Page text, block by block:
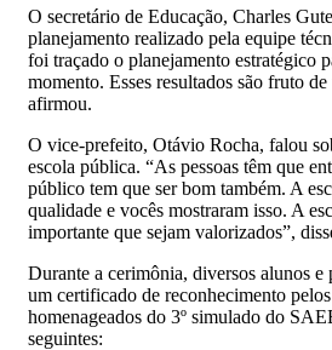
O secretário de Educação, Charles
planejamento realizado pela equipe
foi traçado o planejamento estratégico
momento. Esses resultados são fruto
afirmou.
O vice-prefeito, Otávio Rocha, falou
escola pública. “As pessoas têm que
público tem que ser bom também. A
qualidade e vocês mostraram isso. A
importante que sejam valorizados”,
Durante a cerimônia, diversos alunos e
um certificado de reconhecimento
homenageados do 3º simulado do
seguintes: